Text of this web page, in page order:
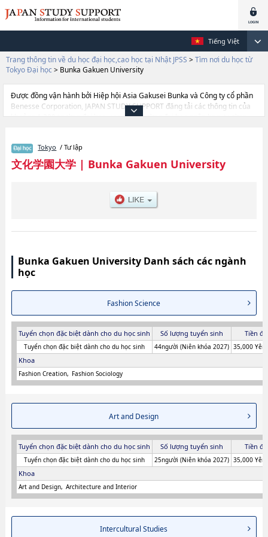
Tiếng Việt
Trang thông tin về du học đại học,cao học tại Nhật JPSS > Tìm nơi du học từ
Tokyo Đại học > Bunka Gakuen University
Được đồng vận hành bởi Hiệp hội Asia Gakusei Bunka và Công ty cổ phần
Benesse Corporation, JAPAN STUDY SUPPORT đăng tải các thông tin của
khoảng 1.300 trường đại học, cao học, trường đại học ngắn hạn, trường
thông tin cần thiết dành cho du học sinh, như là về các Ngành Fashion
SciencehoặcNgành Art and DesignhoặcNgành Intercultural Studies, thông
tin về từng ngành học, thông tin liên quan đến thi tuyển như số lượng
Tokyo / Tư lập
文化学園大学| Bunka Gakuen University
Bunka Gakuen University Danh sách các ngành
học
Fashion Science
Tuyển chọn đặc biệt dành cho du học sinh Số lượng tuyển sinh Tiền
Tuyển chọn đặc biệt dành cho du học sinh 44người (Niên khóa 2027) 35,000 Yên
Khoa
Fashion Creation Fashion Sociology
Art and Design
Tuyển chọn đặc biệt dành cho du học sinh Số lượng tuyển sinh Tiền
Tuyển chọn đặc biệt dành cho du học sinh 25người (Niên khóa 2027) 35,000 Yên
Khoa
Art and Design Architecture and Interior
Intercultural Studies